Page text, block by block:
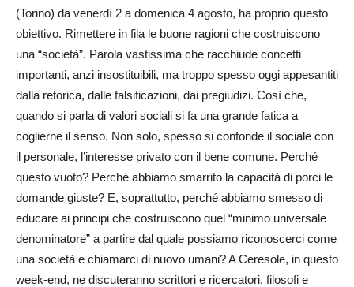
(Torino) da venerdì 2 a domenica 4 agosto, ha proprio questo
obiettivo. Rimettere in fila le buone ragioni che costruiscono
una “società”. Parola vastissima che racchiude concetti
importanti, anzi insostituibili, ma troppo spesso oggi appesantiti
dalla retorica, dalle falsificazioni, dai pregiudizi. Così che,
quando si parla di valori sociali si fa una grande fatica a
coglierne il senso. Non solo, spesso si confonde il sociale con
il personale, l’interesse privato con il bene comune. Perché
questo vuoto? Perché abbiamo smarrito la capacità di porci le
domande giuste? E, soprattutto, perché abbiamo smesso di
educare ai principi che costruiscono quel “minimo universale
denominatore” a partire dal quale possiamo riconoscerci come
una società e chiamarci di nuovo umani? A Ceresole, in questo
week-end, ne discuteranno scrittori e ricercatori, filosofi e